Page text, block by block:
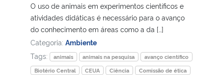
Ministério de Minas e Energia
Ministério da Ciência, Tecnologia, Inovações e Comunicações
Ministério do Meio Ambiente
O uso de animais em experimentos científicos e
atividades didáticas é necessário para o avanço
do conhecimento em áreas como a da […]
Categoria: Ambiente
Tags:
animais animais na pesquisa
avanço científico
Biotério Central
CEUA Ciência
Comissão de ética